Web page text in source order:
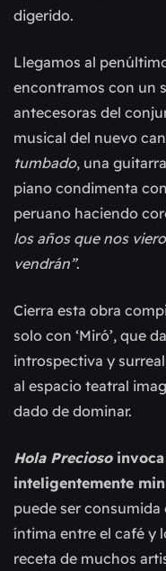
digerido.
Llegamos al
encontramos con un
antecesoras del
musical del nuevo
tumbado, una
piano condimenta
peruano haciendo
los años que nos
vendrán”.
Cierra esta obra
solo con ‘Miró’, que
introspectiva y
al espacio teatral
dado de dominar.
Hola Precioso
inteligentemente
puede ser
íntima entre el café y
receta de muchos